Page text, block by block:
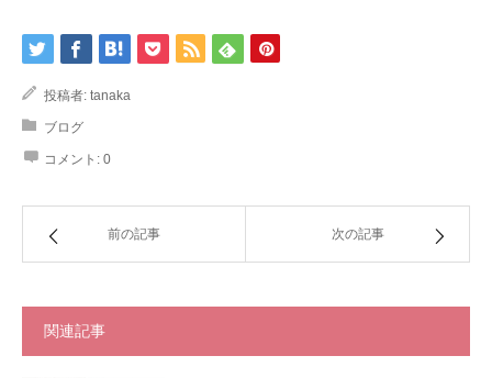
投稿者: tanaka
ブログ
コメント: 0
前の記事 次の記事
関連記事